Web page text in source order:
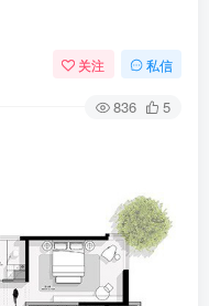
关注 私信
836 5